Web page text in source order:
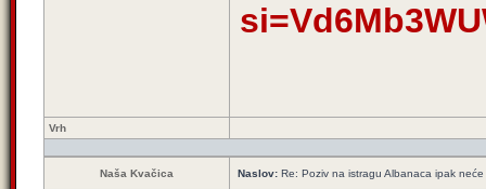
Vrh
Naša Kvačica Naslov: Re: Poziv na istragu Albanaca ipak